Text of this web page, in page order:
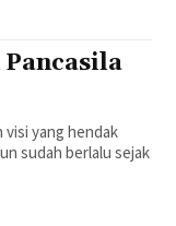
visi yang hendak
sudah berlalu sejak